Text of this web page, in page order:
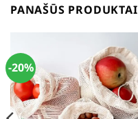
PANAŠŪS PRODUKTAI
-20%